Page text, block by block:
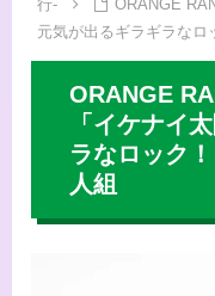
行-
ORANGE
元気が出るギラギラなロ
ORANGE
「イケナイ
ラなロック
人組